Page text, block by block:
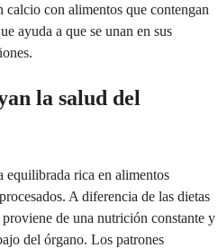
con alimentos que contengan
ayuda a que se unan en sus
la salud del
equilibrada rica en alimentos
A diferencia de las dietas
de una nutrición constante y
del órgano. Los patrones